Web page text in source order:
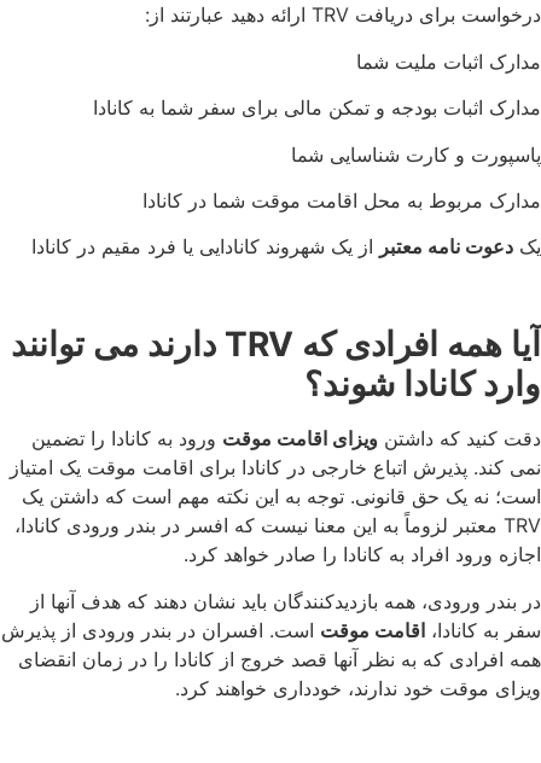
درخواست برای دریافت TRV ارائه دهید عبارتند از:
مدارک اثبات ملیت شما
مدارک اثبات بودجه و تمکن مالی برای سفر شما به کانادا
پاسپورت و کارت شناسایی شما
مدارک مربوط به محل اقامت موقت شما در کانادا
یک دعوت نامه معتبر از یک شهروند کانادایی یا فرد مقیم در کانادا
آیا همه افرادی که TRV دارند می توانند
وارد کانادا شوند؟
دقت کنید که داشتن ویزای اقامت موقت ورود به کانادا را تضمین
نمی کند. پذیرش اتباع خارجی در کانادا برای اقامت موقت یک امتیاز
است؛ نه یک حق قانونی. توجه به این نکته مهم است که داشتن یک
TRV معتبر لزوماً به این معنا نیست که افسر در بندر ورودی کانادا،
اجازه ورود افراد به کانادا را صادر خواهد کرد.
در بندر ورودی، همه بازدیدکنندگان باید نشان دهند که هدف آنها از
سفر به کانادا، اقامت موقت است. افسران در بندر ورودی از پذیرش
همه افرادی که به نظر آنها قصد خروج از کانادا را در زمان انقضای
ویزای موقت خود ندارند، خودداری خواهند کرد.